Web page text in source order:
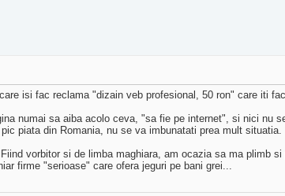
isi fac reclama "dizain veb profesional, 50 ron" care iti
numai sa aiba acolo ceva, "sa fie pe internet", si nici nu
piata din Romania, nu se va imbunatati prea mult situatia.
vorbitor si de limba maghiara, am ocazia sa ma plimb
firme "serioase" care ofera jeguri pe bani grei...